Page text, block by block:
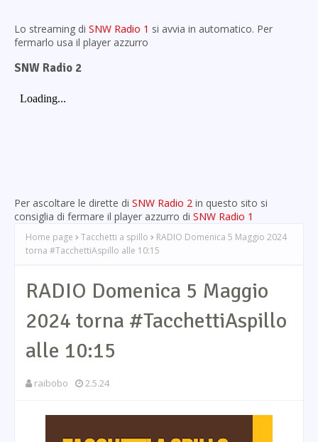
Lo streaming di SNW Radio 1 si avvia in automatico. Per
fermarlo usa il player azzurro
SNW Radio 2
Per ascoltare le dirette di SNW Radio 2 in questo sito si
consiglia di fermare il player azzurro di SNW Radio 1
Home page Tacchetti a spillo
RADIO Domenica 5 Maggio 2024
torna #TacchettiAspillo alle 10:15
RADIO Domenica 5 Maggio
2024 torna #TacchettiAspillo
alle 10:15
raibobo 2.5.24